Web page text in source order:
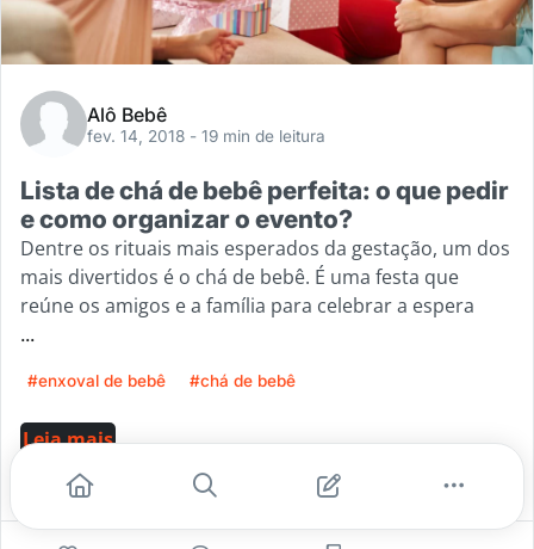
Alô Bebê
fev. 14, 2018 - 19 min de leitura
Lista de chá de bebê perfeita: o que pedir
e como organizar o evento?
Dentre os rituais mais esperados da gestação, um dos
mais divertidos é o chá de bebê. É uma festa que
reúne os amigos e a família para celebrar a espera
...
#enxoval de bebê #chá de bebê
Leia mais